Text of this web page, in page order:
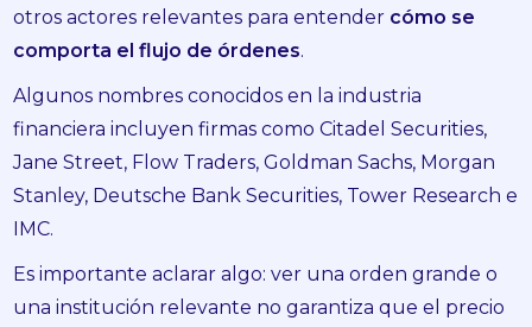
otros actores relevantes para entender cómo se
comporta el flujo de órdenes.
Algunos nombres conocidos en la industria
financiera incluyen firmas como Citadel Securities,
Jane Street, Flow Traders, Goldman Sachs, Morgan
Stanley, Deutsche Bank Securities, Tower Research e
IMC.
Es importante aclarar algo: ver una orden grande o
una institución relevante no garantiza que el precio